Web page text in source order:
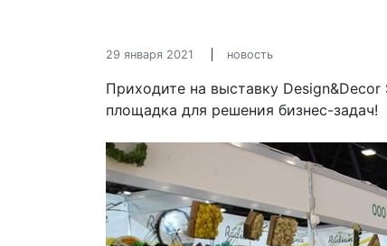
29 января 2021 новость
Приходите на выставку
площадка для решения бизнес-задач!